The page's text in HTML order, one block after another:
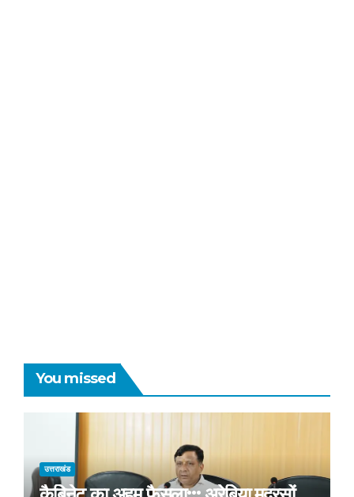
You missed
उत्तराखंड